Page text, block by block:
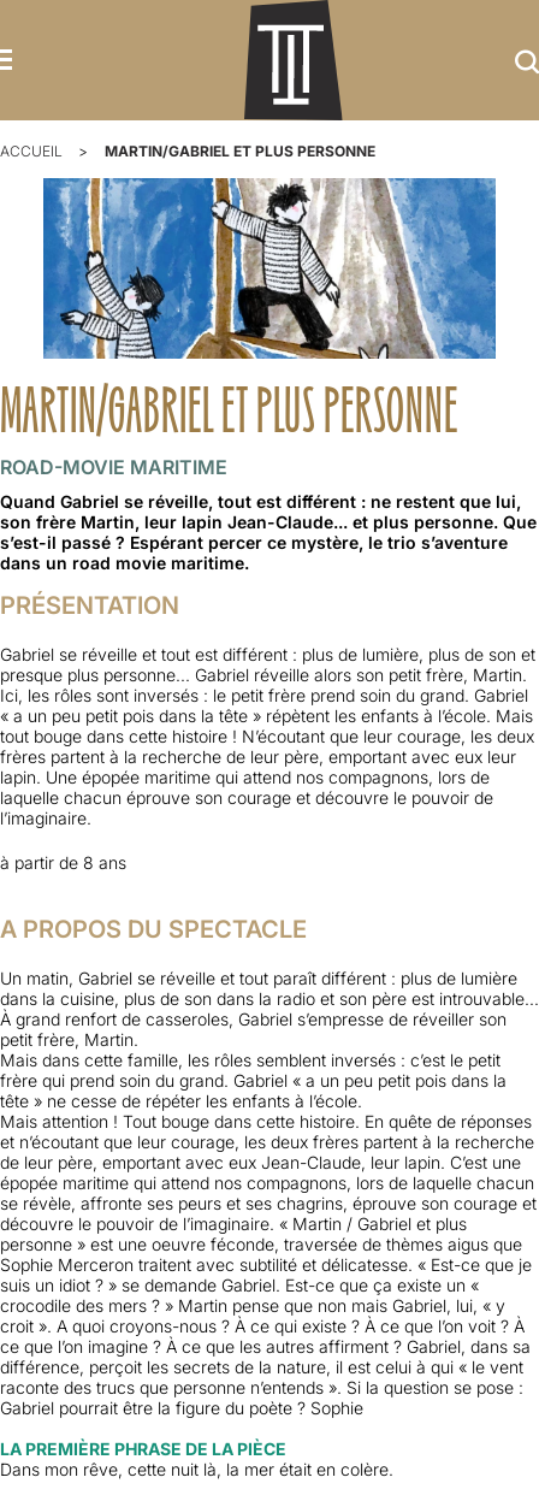
ACCUEIL MARTIN/GABRIEL ET PLUS PERSONNE
MARTIN/GABRIEL ET PLUS PERSONNE
ROAD-MOVIE MARITIME
Quand Gabriel se réveille, tout est différent : ne restent que lui,
son frère Martin, leur lapin Jean-Claude... et plus personne. Que
s’est-il passé ? Espérant percer ce mystère, le trio s’aventure
dans un road movie maritime.
PRÉSENTATION
Gabriel se réveille et tout est différent : plus de lumière, plus de son et
presque plus personne... Gabriel réveille alors son petit frère, Martin.
Ici, les rôles sont inversés : le petit frère prend soin du grand. Gabriel
« a un peu petit pois dans la tête » répètent les enfants à l’école. Mais
tout bouge dans cette histoire ! N’écoutant que leur courage, les deux
frères partent à la recherche de leur père, emportant avec eux leur
lapin. Une épopée maritime qui attend nos compagnons, lors de
laquelle chacun éprouve son courage et découvre le pouvoir de
l’imaginaire.
à partir de 8 ans
A PROPOS DU SPECTACLE
Un matin, Gabriel se réveille et tout paraît différent : plus de lumière
dans la cuisine, plus de son dans la radio et son père est introuvable...
À grand renfort de casseroles, Gabriel s’empresse de réveiller son
petit frère, Martin.
Mais dans cette famille, les rôles semblent inversés : c’est le petit
frère qui prend soin du grand. Gabriel « a un peu petit pois dans la
tête » ne cesse de répéter les enfants à l’école.
Mais attention ! Tout bouge dans cette histoire. En quête de réponses
et n’écoutant que leur courage, les deux frères partent à la recherche
de leur père, emportant avec eux Jean-Claude, leur lapin. C’est une
épopée maritime qui attend nos compagnons, lors de laquelle chacun
se révèle, affronte ses peurs et ses chagrins, éprouve son courage et
découvre le pouvoir de l’imaginaire. « Martin / Gabriel et plus
personne » est une oeuvre féconde, traversée de thèmes aigus que
Sophie Merceron traitent avec subtilité et délicatesse. « Est-ce que je
suis un idiot ? » se demande Gabriel. Est-ce que ça existe un «
crocodile des mers ? » Martin pense que non mais Gabriel, lui, « y
croit ». A quoi croyons-nous ? À ce qui existe ? À ce que l’on voit ? À
ce que l’on imagine ? À ce que les autres affirment ? Gabriel, dans sa
différence, perçoit les secrets de la nature, il est celui à qui « le vent
raconte des trucs que personne n’entends ». Si la question se pose :
Gabriel pourrait être la figure du poète ? Sophie
LA PREMIÈRE PHRASE DE LA PIÈCE
Dans mon rêve, cette nuit là, la mer était en colère.